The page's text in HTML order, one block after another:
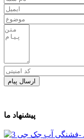
ارسال پیام
پیشنهاد ما